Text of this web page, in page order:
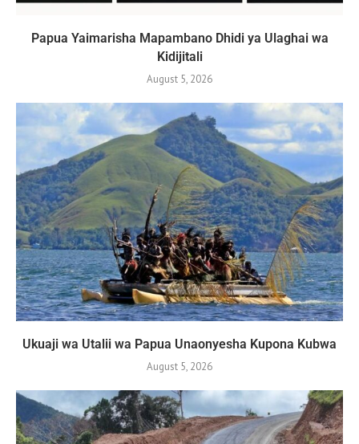
Papua Yaimarisha Mapambano Dhidi ya Ulaghai wa
Kidijitali
August 5, 2026
Ukuaji wa Utalii wa Papua Unaonyesha Kupona Kubwa
August 5, 2026